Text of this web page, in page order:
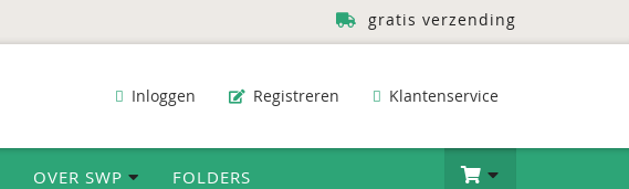
gratis verzending
Inloggen Registreren Klantenservice
OVER SWP FOLDERS